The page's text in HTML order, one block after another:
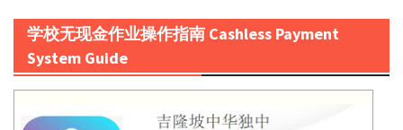
学校无现金作业操作指南 Cashless Payment
System Guide